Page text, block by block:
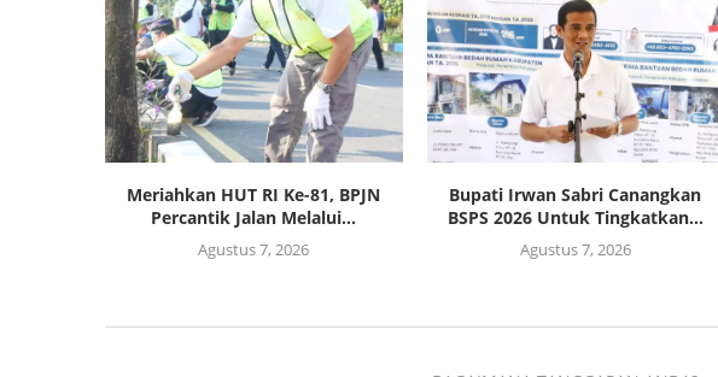
Meriahkan HUT RI Ke-81, BPJN
Percantik Jalan Melalui...
Agustus 7, 2026
Bupati Irwan Sabri Canangkan
BSPS 2026 Untuk Tingkatkan...
Agustus 7, 2026